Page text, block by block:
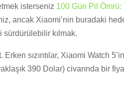
isterseniz 100 Gün Pil
ancak Xiaomi’nin buradaki
kılmak.
sızıntılar, Xiaomi Watch
390 Dolar) civarında bir